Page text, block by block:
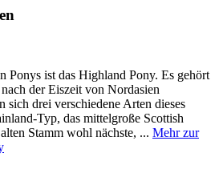
Ponys ist das Highland Pony. Es gehört
der Eiszeit von Nordasien
sich drei verschiedene Arten dieses
Typ, das mittelgroße Scottish
Stamm wohl nächste, ... Mehr zur